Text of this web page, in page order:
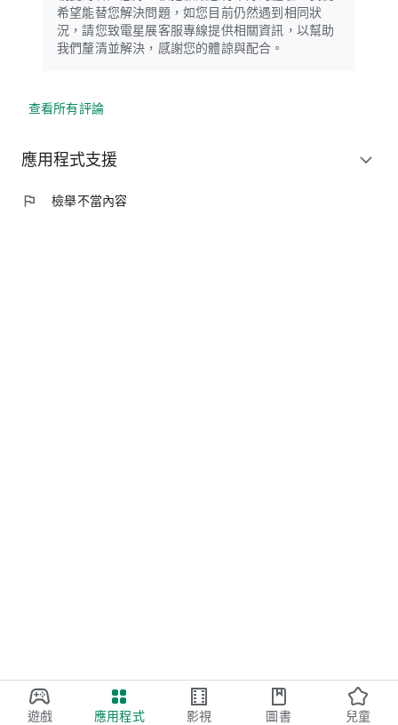
遊戲 應用程式 影視 圖書 兒童
希望能替您解決問題，如您目前仍然遇到相同狀
況，請您致電星展客服專線提供相關資訊，以幫助
我們釐清並解決，感謝您的體諒與配合。
查看所有評論
應用程式支援 expand_more
flag 檢舉不當內容